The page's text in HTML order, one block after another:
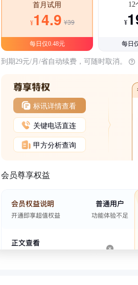
首月试用
¥14.9 ¥39
每日仅0.48元
12
¥
每日
到期29元/月/省自动续费，可随时取消。
标讯详情查看
关键电话直连
甲方分析查询
会员尊享权益